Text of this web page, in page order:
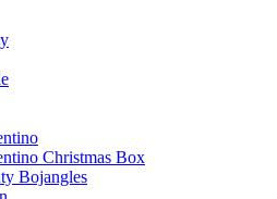
Christmas Box
Bojangles